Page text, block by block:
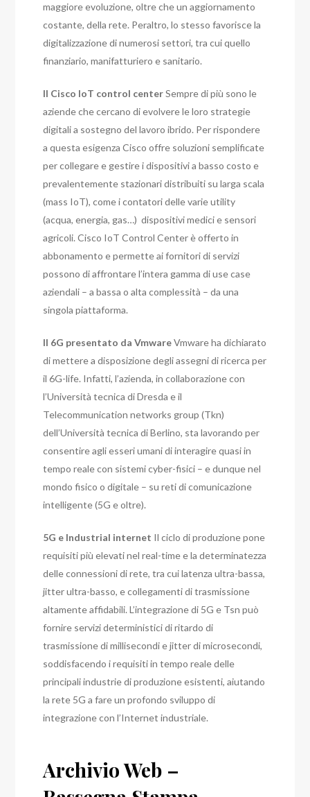
maggiore evoluzione, oltre che un aggiornamento
costante, della rete. Peraltro, lo stesso favorisce la
digitalizzazione di numerosi settori, tra cui quello
finanziario, manifatturiero e sanitario.
Il Cisco IoT control centerSempre di più sono le
aziende che cercano di evolvere le loro strategie
digitali a sostegno del lavoro ibrido. Per rispondere
a questa esigenza Cisco offre soluzioni semplificate
per collegare e gestire i dispositivi a basso costo e
prevalentemente stazionari distribuiti su larga scala
(mass IoT), come i contatori delle varie utility
(acqua, energia, gas…) dispositivi medici e sensori
agricoli.Cisco IoT Control Center è offerto in
abbonamento e permette ai fornitori di servizi
possono di affrontare l’intera gamma di use case
aziendali – a bassa o alta complessità – da una
singola piattaforma.
ll 6G presentato da VmwareVmware ha dichiarato
di mettere a disposizione degli assegni di ricerca per
il 6G-life. Infatti, l’azienda, in collaborazione con
l’Università tecnica di Dresda e il
Telecommunication networks group (Tkn)
dell’Università tecnica di Berlino, sta lavorando per
consentire agli esseri umani di interagire quasi in
tempo reale con sistemi cyber-fisici – e dunque nel
mondo fisico o digitale – su reti di comunicazione
intelligente (5G e oltre).
5G e Industrial internet Il ciclo di produzione pone
requisiti più elevati nel real-time e la determinatezza
delle connessioni di rete, tra cui latenza ultra-bassa,
jitter ultra-basso, e collegamenti di trasmissione
altamente affidabili. L’integrazione di 5G e Tsn può
fornire servizi deterministici di ritardo di
trasmissione di millisecondi e jitter di microsecondi,
soddisfacendo i requisiti in tempo reale delle
principali industrie di produzione esistenti, aiutando
la rete 5G a fare un profondo sviluppo di
integrazione con l’Internet industriale.
Archivio Web –